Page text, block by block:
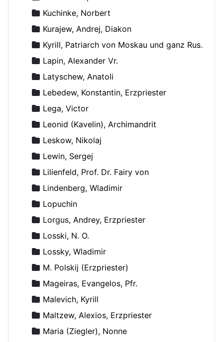
Kuchinke, Norbert
Kurajew, Andrej, Diakon
Kyrill, Patriarch von Moskau und ganz Russland
Lapin, Alexander Vr.
Latyschew, Anatoli
Lebedew, Konstantin, Erzpriester
Lega, Victor
Leonid (Kavelin), Archimandrit
Leskow, Nikolaj
Lewin, Sergej
Lilienfeld, Prof. Dr. Fairy von
Lindenberg, Wladimir
Lopuchin
Lorgus, Andrey, Erzpriester
Losski, N. O.
Lossky, Wladimir
M. Polskij (Erzpriester)
Mageiras, Evangelos, Pfr.
Malevich, Kyrill
Maltzew, Alexios, Erzpriester
Maria (Ziegler), Nonne